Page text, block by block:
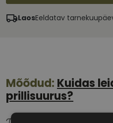
LaosEeldatav
Mõõdud: Kuidas
prillisuurus?